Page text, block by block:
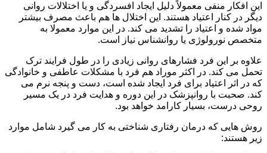
این افکار منفی معمولاً دلیل ایجاد افسردگی و یا اختلالات روانی
دیگر در کنار اعتیاد هستند. این اختلال ها هم باعث مصرف بیشتر
مواد شده و اعتیاد را تشدید می کند. در این موارد معمولا به
متخصص نورولوژی یا روانشناس نیاز است.
علاوه بر این فرد فشارهای روانی زیادی را در طول فرایند ترک
تحمل می کند. در اکثر موراد هم فرد با مشکلات عاطفی و خانوادگی
که در اثر اعتیاد برای فرد ایجاد شده است، دست و پنجه نرم می
کند. صحبت با روانپزشک در این دوره و هدایت فرد در یک مسیر
روحی درست، بسیار کارامد خواهد بود.
روش هایی که درمان رفتاری شناختی به کار می گیرد شامل موارد
زیر هستند: